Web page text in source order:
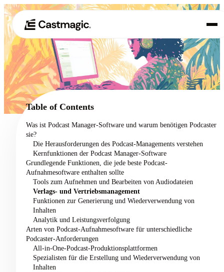
01 Produkt
02 Anwendungsfälle
Preisgestaltung
Über uns
Table of Contents
Was ist Podcast Manager-Software und warum benötigen Podcaster
sie?
Die Herausforderungen des Podcast-Managements verstehen
Kernfunktionen der Podcast Manager-Software
Grundlegende Funktionen, die jede beste Podcast-
Aufnahmesoftware enthalten sollte
Tools zum Aufnehmen und Bearbeiten von Audiodateien
Verlags- und Vertriebsmanagement
Funktionen zur Generierung und Wiederverwendung von
Inhalten
Analytik und Leistungsverfolgung
Arten von Podcast-Aufnahmesoftware für unterschiedliche
Podcaster-Anforderungen
All-in-One-Podcast-Produktionsplattformen
Spezialisten für die Erstellung und Wiederverwendung von
Inhalten